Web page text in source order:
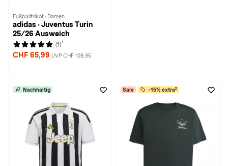
Fußballtrikot · Damen
adidas · Juventus Turin
25/26 Ausweich
(1) 1
CHF 65,99 UVP CHF 109,95
Nachhaltig Sale -15% extra²